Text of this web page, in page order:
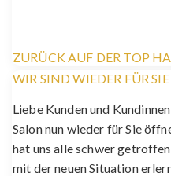
ZURÜCK AUF DER TOP
WIR SIND WIEDER FÜR SIE
Liebe Kunden und
Salon nun wieder für Sie
hat uns alle schwer
mit der neuen Situation